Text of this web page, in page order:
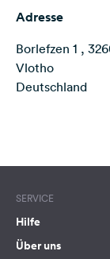
Social
Facebook
Adresse
Borlefzen 1 ,
Vlotho
Deutschland
SERVICE
Hilfe
Über uns